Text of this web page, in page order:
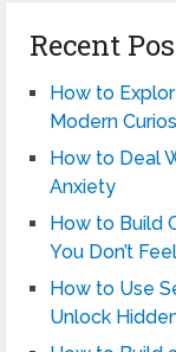
Recent
How to
Modern
How to Deal
Anxiety
How to Build
You Don’t
How to Use
Unlock